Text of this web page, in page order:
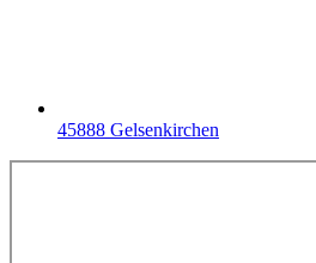
45888 Gelsenkirchen